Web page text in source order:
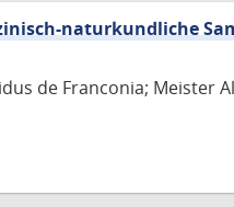
naturkundliche
de Franconia; Meister